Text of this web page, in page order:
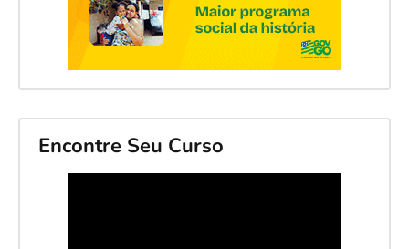
Encontre Seu Curso